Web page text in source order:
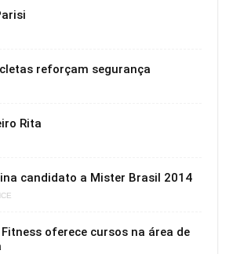
reforçam segurança
Rita
candidato a Mister Brasil 2014
oferece cursos na área de